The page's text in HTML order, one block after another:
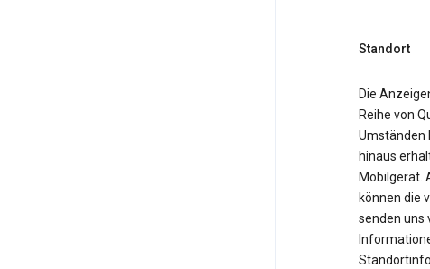
Standort
Die
Reihe von
Umständen
hinaus
Mobilgerät.
können die
senden uns